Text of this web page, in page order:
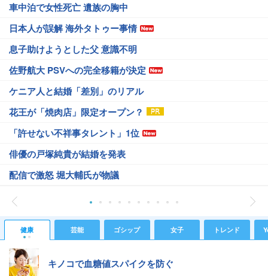
車中泊で女性死亡 遺族の胸中
日本人が誤解 海外タトゥー事情
息子助けようとした父 意識不明
佐野航大 PSVへの完全移籍が決定
ケニア人と結婚「差別」のリアル
花王が「焼肉店」限定オープン？
「許せない不祥事タレント」1位
俳優の戸塚純貴が結婚を発表
配信で激怒 堀大輔氏が物議
健康 芸能 ゴシップ 女子 トレンド
キノコで血糖値スパイクを防ぐ